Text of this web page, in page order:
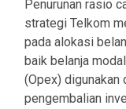
Penurunan rasio
strategi Telkom
pada alokasi
baik belanja
(Opex) digunakan
pengembalian